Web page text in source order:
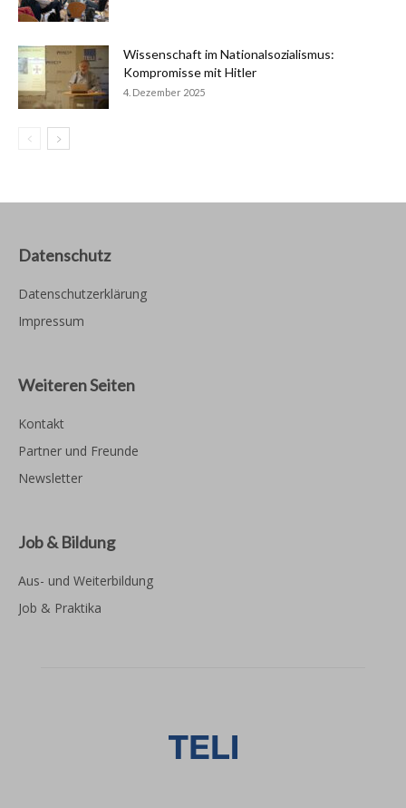
Wissenschaft im Nationalsozialismus:
Kompromisse mit Hitler
4. Dezember 2025
Datenschutz
Datenschutzerklärung
Impressum
Weiteren Seiten
Kontakt
Partner und Freunde
Newsletter
Job & Bildung
Aus- und Weiterbildung
Job & Praktika